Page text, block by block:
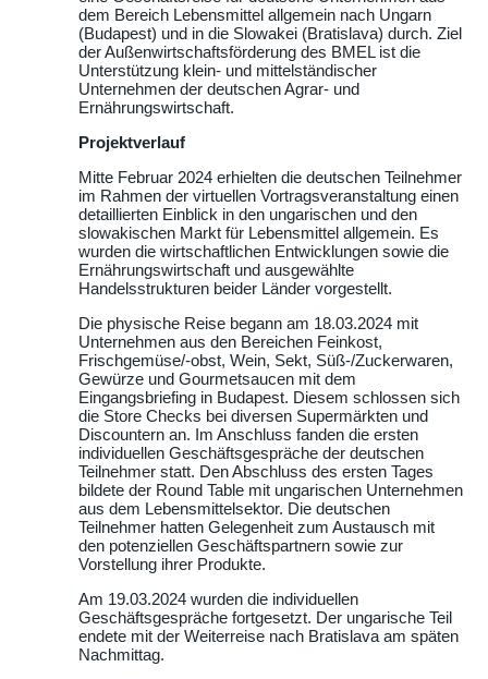
dem Bereich Lebensmittel allgemein nach Ungarn
(Budapest) und in die Slowakei (Bratislava) durch. Ziel
der Außenwirtschaftsförderung des BMEL ist die
Unterstützung klein- und mittelständischer
Unternehmen der deutschen Agrar- und
Ernährungswirtschaft.
Projektverlauf
Mitte Februar 2024 erhielten die deutschen Teilnehmer
im Rahmen der virtuellen Vortragsveranstaltung einen
detaillierten Einblick in den ungarischen und den
slowakischen Markt für Lebensmittel allgemein. Es
wurden die wirtschaftlichen Entwicklungen sowie die
Ernährungswirtschaft und ausgewählte
Handelsstrukturen beider Länder vorgestellt.
Die physische Reise begann am 18.03.2024 mit
Unternehmen aus den Bereichen Feinkost,
Frischgemüse/-obst, Wein, Sekt, Süß-/Zuckerwaren,
Gewürze und Gourmetsaucen mit dem
Eingangsbriefing in Budapest. Diesem schlossen sich
die Store Checks bei diversen Supermärkten und
Discountern an. Im Anschluss fanden die ersten
individuellen Geschäftsgespräche der deutschen
Teilnehmer statt. Den Abschluss des ersten Tages
bildete der Round Table mit ungarischen Unternehmen
aus dem Lebensmittelsektor. Die deutschen
Teilnehmer hatten Gelegenheit zum Austausch mit
den potenziellen Geschäftspartnern sowie zur
Vorstellung ihrer Produkte.
Am 19.03.2024 wurden die individuellen
Geschäftsgespräche fortgesetzt. Der ungarische Teil
endete mit der Weiterreise nach Bratislava am späten
Nachmittag.